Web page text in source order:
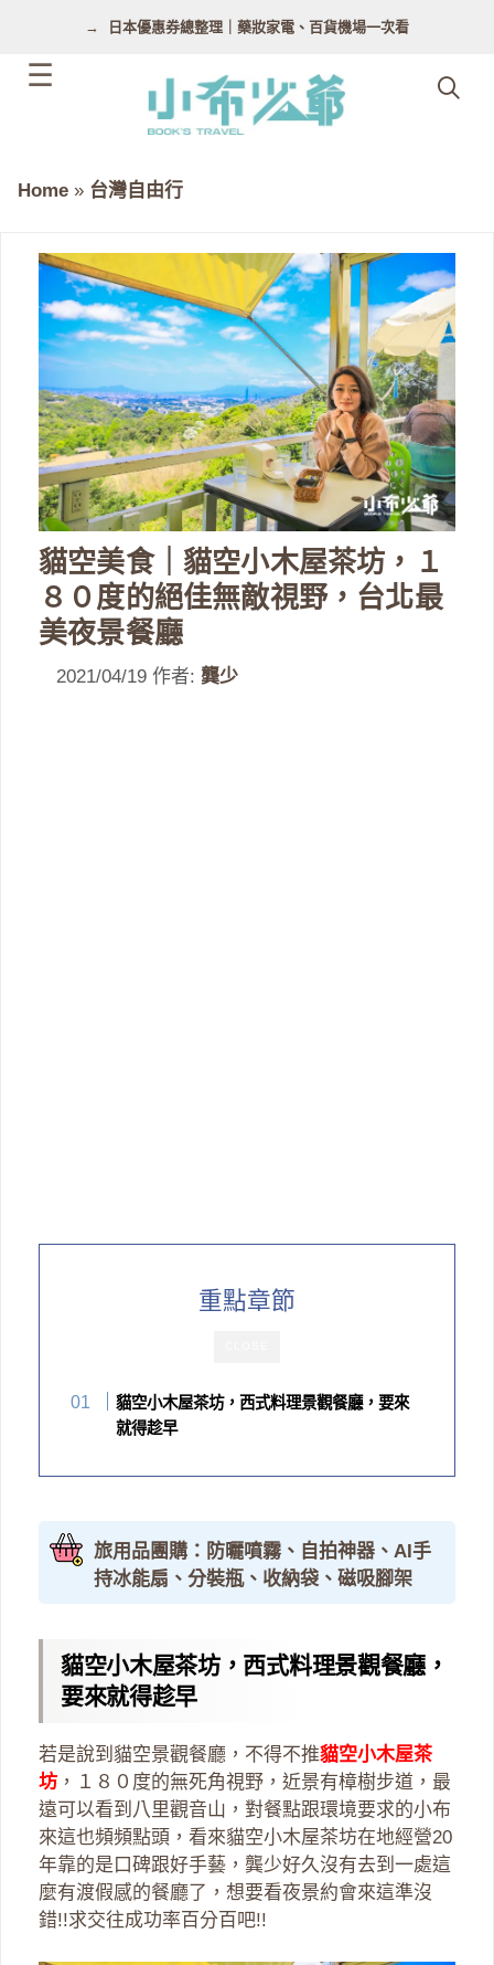
日本優惠券總整理｜藥妝家電、百貨機場一次看
Home » 台灣自由行
貓空美食｜貓空小木屋茶坊，１
８０度的絕佳無敵視野，台北最
美夜景餐廳
2021/04/19 作者: 龔少
重點章節
貓空小木屋茶坊，西式料理景觀餐廳，要來
就得趁早
旅用品團購：防曬噴霧、自拍神器、AI手
持冰能扇、分裝瓶、收納袋、磁吸腳架
貓空小木屋茶坊，西式料理景觀餐廳，
要來就得趁早
若是說到貓空景觀餐廳，不得不推貓空小木屋茶
坊 ，１８０度的無死角視野，近景有樟樹步道，最
遠可以看到八里觀音山，對餐點跟環境要求的小布
來這也頻頻點頭，看來貓空小木屋茶坊在地經營20
年靠的是口碑跟好手藝，龔少好久沒有去到一處這
麼有渡假感的餐廳了，想要看夜景約會來這準沒
錯!!求交往成功率百分百吧!!